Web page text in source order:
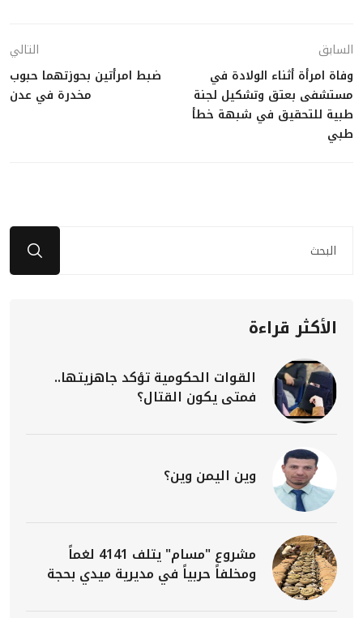
السابق
وفاة امرأة أثناء الولادة في
مستشفى بعتق وتشكيل لجنة
طبية للتحقيق في شبهة خطأ
طبي
التالي
ضبط امرأتين بحوزتهما حبوب
مخدرة في عدن
الأكثر قراءة
القوات الحكومية تؤكد جاهزيتها..
فمتى يكون القتال؟
وين اليمن وين؟
مشروع "مسام" يتلف 4141 لغماً
ومخلفاً حربياً في مديرية ميدي بحجة